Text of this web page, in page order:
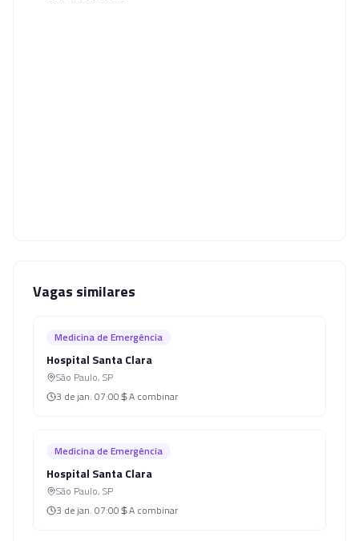
Vagas similares
Medicina de Emergência
Hospital Santa Clara
São Paulo, SP
3 de jan. 07:00 A combinar
Medicina de Emergência
Hospital Santa Clara
São Paulo, SP
3 de jan. 07:00 A combinar